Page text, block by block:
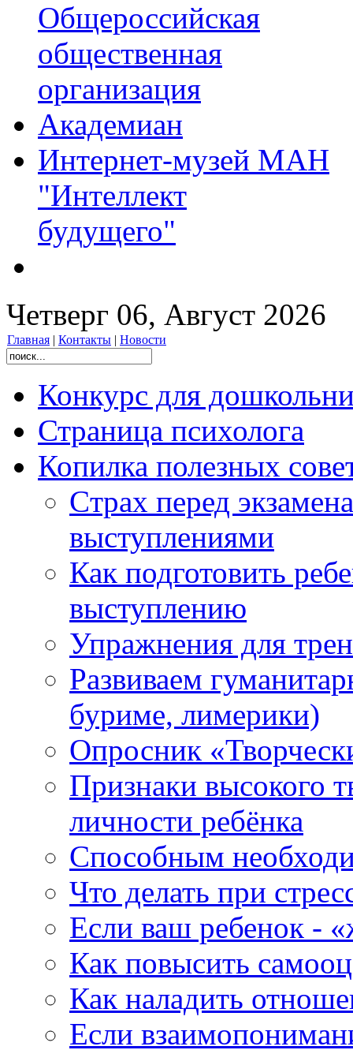
Общероссийская
общественная
организация
Академиан
Интернет-музей МАН
"Интеллект
будущего"
Четверг 06, Август 2026
Главная | Контакты | Новости
Конкурс для
Страница психолога
Копилка полезных
Cтрах перед
выступлениями
Как подготовить
выступлению
Упражнения для
Развиваем
буриме, лимерики)
Опросник
Признаки высокого
личности ребёнка
Способным
Что делать при
Если ваш ребенок -
Как повысить
Как наладить
Если